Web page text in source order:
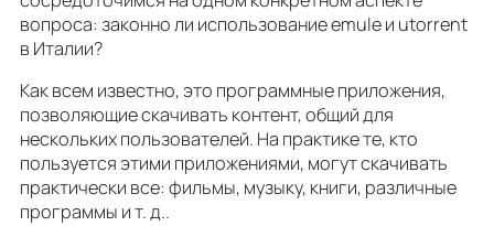
вопроса: законно ли использование emule и utorrent
в Италии?
Как всем известно, это программные приложения,
позволяющие скачивать контент, общий для
нескольких пользователей. На практике те, кто
пользуется этими приложениями, могут скачивать
практически все: фильмы, музыку, книги, различные
программы и т. д..